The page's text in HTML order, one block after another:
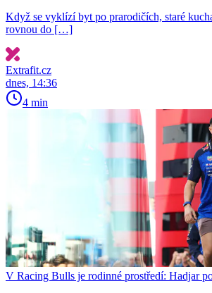
Když se vyklízí byt po prarodičích, staré
rovnou do […]
Extrafit.cz
dnes, 14:36
4 min
V Racing Bulls je rodinné prostředí: Hadjar